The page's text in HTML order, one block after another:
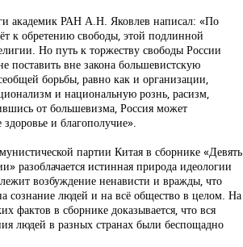
академик РАН А.Н. Яковлев написал: «По
к обретению свободы, этой подлинной
Но путь к торжеству свободы России
поставить вне закона большевистскую
борьбы, равно как и организации,
и национальную рознь, расизм,
от большевизма, Россия может
и благополучие».
партии Китая в сборнике «Девять
разоблачается истинная природа идеологии
возбуждение ненависти и вражды, что
сознание людей и на всё общество в целом. На
фактов в сборнике доказывается, что вся
людей в разных странах были беспощадно